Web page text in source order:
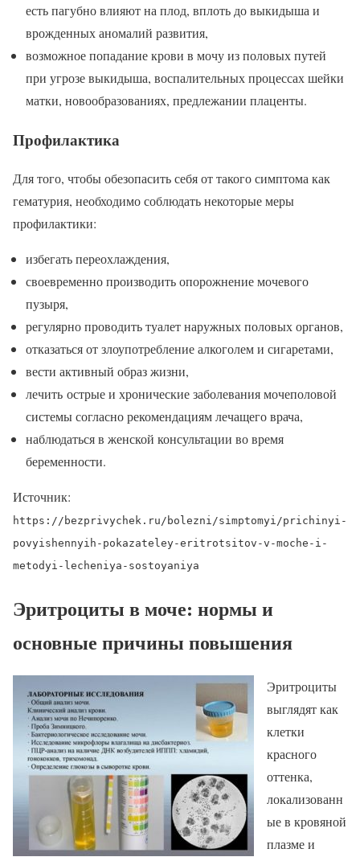
есть пагубно влияют на плод, вплоть до выкидыша и
врожденных аномалий развития,
возможное попадание крови в мочу из половых путей
при угрозе выкидыша, воспалительных процессах шейки
матки, новообразованиях, предлежании плаценты.
Профилактика
Для того, чтобы обезопасить себя от такого симптома как
гематурия, необходимо соблюдать некоторые меры
профилактики:
избегать переохлаждения,
своевременно производить опорожнение мочевого
пузыря,
регулярно проводить туалет наружных половых органов,
отказаться от злоупотребление алкоголем и сигаретами,
вести активный образ жизни,
лечить острые и хронические заболевания мочеполовой
системы согласно рекомендациям лечащего врача,
наблюдаться в женской консультации во время
беременности.
Источник:
https://bezprivychek.ru/bolezni/simptomyi/prichinyi-
povyishennyih-pokazateley-eritrotsitov-v-moche-i-
metodyi-lecheniya-sostoyaniya
Эритроциты в моче: нормы и
основные причины повышения
Эритроциты
выглядят как
клетки
красного
оттенка,
локализованн
ые в кровяной
плазме и